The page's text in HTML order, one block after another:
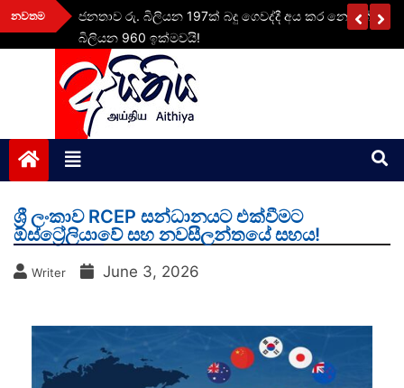
Skip
to
නවතම
කොටස්
ජනතාව රු. බිලියන 197ක් බදු ගෙවද්දී අය කර නොගත් බදු
බිලියන 960 ඉක්මවයි!
aithiya
Human Rights News
ශ්‍රී ලංකාව RCEP සන්ධානයට එක්වීමට
ඕස්ට්‍රේලියාවේ සහ නවසීලන්තයේ සහය!
Writer June 3, 2026